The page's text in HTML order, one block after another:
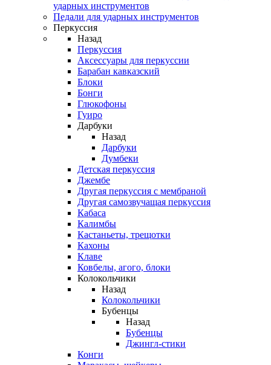
ударных инструментов
Педали для ударных инструментов
Перкуссия
Назад
Перкуссия
Аксессуары для перкуссии
Барабан кавказский
Блоки
Бонги
Глюкофоны
Гуиро
Дарбуки
Назад
Дарбуки
Думбеки
Детская перкуссия
Джембе
Другая перкуссия с мембраной
Другая самозвучащая перкуссия
Кабаса
Калимбы
Кастаньеты, трещотки
Кахоны
Клаве
Ковбелы, агого, блоки
Колокольчики
Назад
Колокольчики
Бубенцы
Назад
Бубенцы
Джингл-стики
Конги